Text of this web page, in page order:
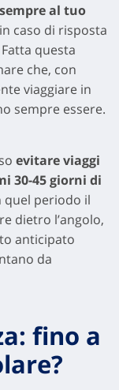
al tuo
caso di risposta
questa
che, con
viaggiare in
sempre essere.
evitare viaggi
30-45 giorni di
quel periodo il
dietro l’angolo,
anticipato
da
fino a